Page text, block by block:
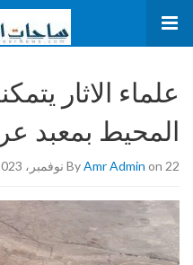
علماء الاثار
المحيط بمعبد
ByAmr Admin on 22 نوفمبر، 2023